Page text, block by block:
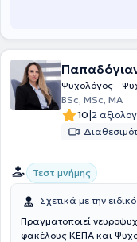
και .WAIS IV. Παρέχει
κέντρα.
Ψυχολόγος -
BSc, MSc, MA
10|2
Τεστ μνήμης
Σχετικά με την ειδικό
Πραγματοποιεί
φακέλους ΚΕΠΑ και